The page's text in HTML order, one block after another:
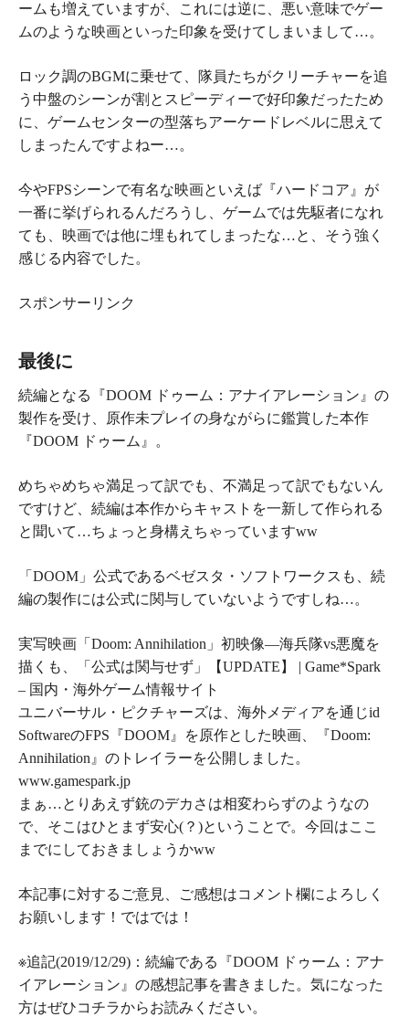
ームも増えていますが、これには逆に、悪い意味でゲー
ムのような映画といった印象を受けてしまいまして…。
ロック調のBGMに乗せて、隊員たちがクリーチャーを追
う中盤のシーンが割とスピーディーで好印象だったため
に、ゲームセンターの型落ちアーケードレベルに思えて
しまったんですよねー…。
今やFPSシーンで有名な映画といえば『ハードコア 』が
一番に挙げられるんだろうし、ゲームでは先駆者になれ
ても、映画では他に埋もれてしまったな…と、そう強く
感じる内容でした。
スポンサーリンク
最後に
続編となる『DOOM ドゥーム：アナイアレーション 』の
製作を受け、原作未プレイの身ながらに鑑賞した本作
『DOOM ドゥーム 』。
めちゃめちゃ満足って訳でも、不満足って訳でもないん
ですけど、続編は本作からキャストを一新して作られる
と聞いて…ちょっと身構えちゃっていますww
「DOOM」公式であるベゼスタ・ソフトワークスも、続
編の製作には公式に関与していないようですしね…。
実写映画「Doom: Annihilation」初映像―海兵隊vs悪魔を
描くも、「公式は関与せず」【UPDATE】 | Game*Spark
– 国内・海外ゲーム情報サイト
ユニバーサル・ピクチャーズは、海外メディアを通じid
SoftwareのFPS『DOOM』を原作とした映画、『Doom:
Annihilation』のトレイラーを公開しました。
www.gamespark.jp
まぁ…とりあえず銃のデカさは相変わらずのようなの
で、そこはひとまず安心(？)ということで。今回はここ
までにしておきましょうかww
本記事に対するご意見、ご感想はコメント欄によろしく
お願いします！ではでは！
※追記(2019/12/29)：続編である『DOOM ドゥーム：アナ
イアレーション 』の感想記事を書きました。気になった
方はぜひコチラからお読みください。